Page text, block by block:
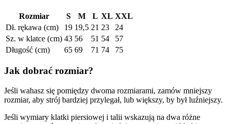
Rozmiar S M L XL XXL
Dł. rękawa (cm)
19 19,5 21 23
24
Sz. w klatce (cm) 43 56 51 54
57
Długość (cm)
65 69 71 74 75
Jak dobrać rozmiar?
Jeśli wahasz się pomiędzy dwoma rozmiarami, zamów mniejszy
rozmiar, aby strój bardziej przylegał, lub większy, by był luźniejszy.
Jeśli wymiary klatki piersiowej i talii wskazują na dwa różne